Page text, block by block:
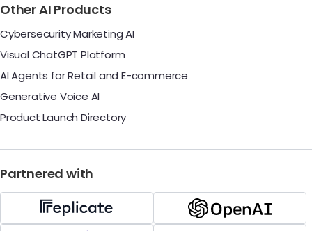
Other AI Products
Cybersecurity Marketing AI
Visual ChatGPT Platform
AI Agents for Retail and E-commerce
Generative Voice AI
Product Launch Directory
Partnered with